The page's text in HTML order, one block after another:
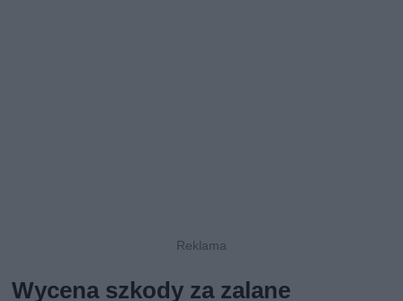
Wycena szkody za zalane